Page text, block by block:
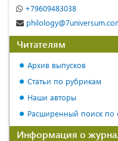
+79609483038
Читателям
Архив выпусков
Статьи по рубрикам
Наши авторы
Расширенный поиск по
Информация о